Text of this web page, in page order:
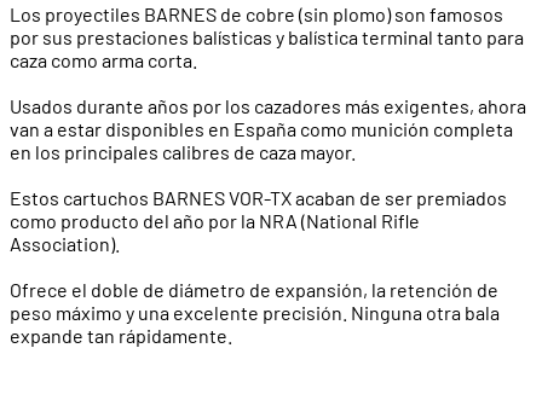
Los proyectiles BARNES de cobre (sin plomo) son famosos
por sus prestaciones balísticas y balística terminal tanto para
caza como arma corta.
Usados durante años por los cazadores más exigentes, ahora
van a estar disponibles en España como munición completa
en los principales calibres de caza mayor.
Estos cartuchos BARNES VOR-TX acaban de ser premiados
como producto del año por la NRA (National Rifle
Association).
Ofrece el doble de diámetro de expansión, la retención de
peso máximo y una excelente precisión. Ninguna otra bala
expande tan rápidamente.